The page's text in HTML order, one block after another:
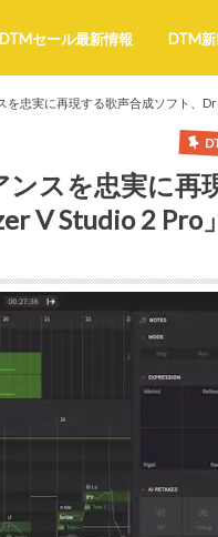
DTMセール最新情報 DTM
を忠実に再現する歌声合成ソフト、
ンスを忠実に再
V Studio 2 Pro